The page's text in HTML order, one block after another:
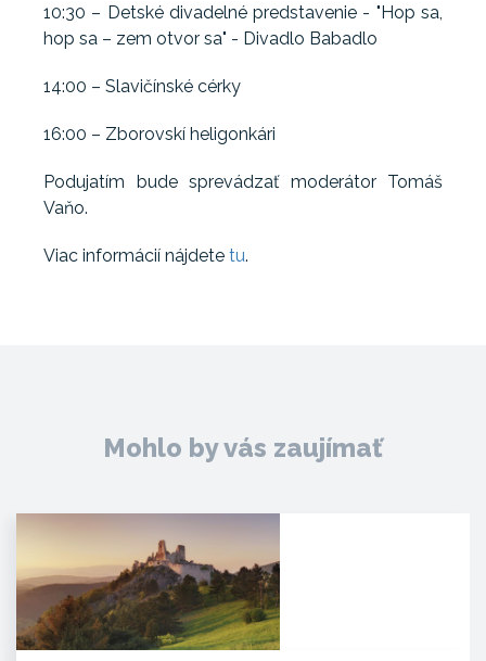
10:30 – Detské divadelné predstavenie - "Hop sa,
hop sa – zem otvor sa" - Divadlo Babadlo
14:00 – Slavičínské cérky
16:00 – Zborovskí heligonkári
Podujatím bude sprevádzať moderátor Tomáš
Vaňo.
Viac informácií nájdete tu.
Mohlo by vás zaujímať